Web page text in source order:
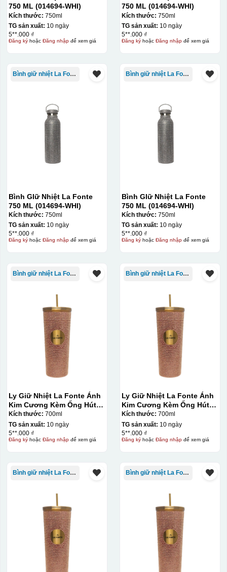
750 ML (014694-WHI)
Kích thước: 750ml
TG sản xuất: 10 ngày
5**.000 ₫
Đăng kýhoặc Đăng nhậpđể xem giá
750 ML (014694-WHI)
Kích thước: 750ml
TG sản xuất: 10 ngày
5**.000 ₫
Đăng kýhoặc Đăng nhậpđể xem giá
Bình giữ nhiệt La Fonte
Bình GIữ Nhiệt La Fonte
750 ML (014694-WHI)
Kích thước: 750ml
TG sản xuất: 10 ngày
5**.000 ₫
Đăng kýhoặc Đăng nhậpđể xem giá
Bình giữ nhiệt La Fonte
Bình GIữ Nhiệt La Fonte
750 ML (014694-WHI)
Kích thước: 750ml
TG sản xuất: 10 ngày
5**.000 ₫
Đăng kýhoặc Đăng nhậpđể xem giá
Bình giữ nhiệt La Fonte
Ly Giữ Nhiệt La Fonte Ánh
Kim Cương Kèm Ống Hút-
700 ml-014687-GOL
Kích thước: 700ml
TG sản xuất: 10 ngày
5**.000 ₫
Đăng kýhoặc Đăng nhậpđể xem giá
Bình giữ nhiệt La Fonte
Ly Giữ Nhiệt La Fonte Ánh
Kim Cương Kèm Ống Hút-
700 ml-014687-GOL
Kích thước: 700ml
TG sản xuất: 10 ngày
5**.000 ₫
Đăng kýhoặc Đăng nhậpđể xem giá
Bình giữ nhiệt La Fonte Bình giữ nhiệt La Fonte